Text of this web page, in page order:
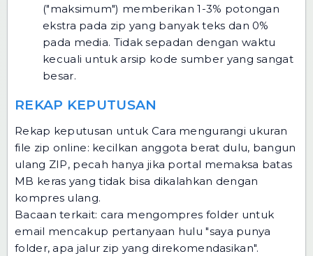
("maksimum") memberikan 1-3% potongan
ekstra pada zip yang banyak teks dan 0%
pada media. Tidak sepadan dengan waktu
kecuali untuk arsip kode sumber yang sangat
besar.
REKAP KEPUTUSAN
Rekap keputusan untuk Cara mengurangi ukuran
file zip online: kecilkan anggota berat dulu, bangun
ulang ZIP, pecah hanya jika portal memaksa batas
MB keras yang tidak bisa dikalahkan dengan
kompres ulang.
Bacaan terkait: cara mengompres folder untuk
email mencakup pertanyaan hulu "saya punya
folder, apa jalur zip yang direkomendasikan".